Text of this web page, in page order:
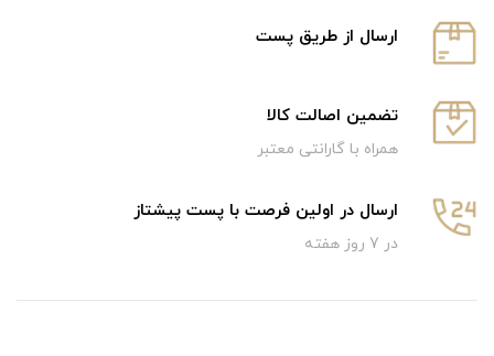
ارسال از طریق پست
تضمین اصالت کالا
همراه با گارانتی معتبر
ارسال در اولین فرصت با پست پیشتاز
در 7 روز هفته